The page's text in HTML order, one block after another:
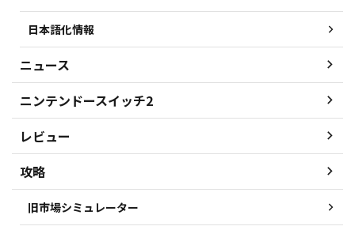
日本語化情報
ニュース
ニンテンドースイッチ2
レビュー
攻略
旧市場シミュレーター